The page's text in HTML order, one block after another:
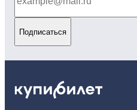
Подписаться